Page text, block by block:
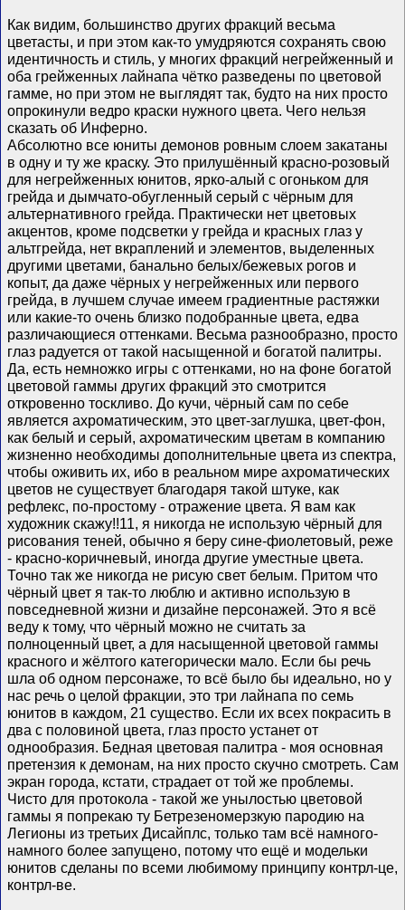
Как видим, большинство других фракций весьма
цветасты, и при этом как-то умудряются сохранять свою
идентичность и стиль, у многих фракций негрейженный и
оба грейженных лайнапа чётко разведены по цветовой
гамме, но при этом не выглядят так, будто на них просто
опрокинули ведро краски нужного цвета. Чего нельзя
сказать об Инферно.
Абсолютно все юниты демонов ровным слоем закатаны
в одну и ту же краску. Это прилушённый красно-розовый
для негрейженных юнитов, ярко-алый с огоньком для
грейда и дымчато-обугленный серый с чёрным для
альтернативного грейда. Практически нет цветовых
акцентов, кроме подсветки у грейда и красных глаз у
альтгрейда, нет вкраплений и элементов, выделенных
другими цветами, банально белых/бежевых рогов и
копыт, да даже чёрных у негрейженных или первого
грейда, в лучшем случае имеем градиентные растяжки
или какие-то очень близко подобранные цвета, едва
различающиеся оттенками. Весьма разнообразно, просто
глаз радуется от такой насыщенной и богатой палитры.
Да, есть немножко игры с оттенками, но на фоне богатой
цветовой гаммы других фракций это смотрится
откровенно тоскливо. До кучи, чёрный сам по себе
является ахроматическим, это цвет-заглушка, цвет-фон,
как белый и серый, ахроматическим цветам в компанию
жизненно необходимы дополнительные цвета из спектра,
чтобы оживить их, ибо в реальном мире ахроматических
цветов не существует благодаря такой штуке, как
рефлекс, по-простому - отражение цвета. Я вам как
художник скажу!!11, я никогда не использую чёрный для
рисования теней, обычно я беру сине-фиолетовый, реже
- красно-коричневый, иногда другие уместные цвета.
Точно так же никогда не рисую свет белым. Притом что
чёрный цвет я так-то люблю и активно использую в
повседневной жизни и дизайне персонажей. Это я всё
веду к тому, что чёрный можно не считать за
полноценный цвет, а для насыщенной цветовой гаммы
красного и жёлтого категорически мало. Если бы речь
шла об одном персонаже, то всё было бы идеально, но у
нас речь о целой фракции, это три лайнапа по семь
юнитов в каждом, 21 существо. Если их всех покрасить в
два с половиной цвета, глаз просто устанет от
однообразия. Бедная цветовая палитра - моя основная
претензия к демонам, на них просто скучно смотреть. Сам
экран города, кстати, страдает от той же проблемы.
Чисто для протокола - такой же унылостью цветовой
гаммы я попрекаю ту Бетрезеномерзкую пародию на
Легионы из третьих Дисайплс, только там всё намного-
намного более запущено, потому что ещё и модельки
юнитов сделаны по всеми любимому принципу контрл-це,
контрл-ве.